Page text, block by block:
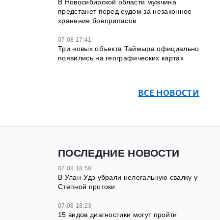
В Новосибирской области мужчина
предстанет перед судом за незаконное
хранение боеприпасов
07.08 17:41
Три новых объекта Таймыра официально
появились на географических картах
ВСЕ НОВОСТИ
ПОСЛЕДНИЕ НОВОСТИ
07.08 18:58
В Улан-Удэ убрали нелегальную свалку у
Степной протоки
07.08 18:23
15 видов диагностики могут пройти